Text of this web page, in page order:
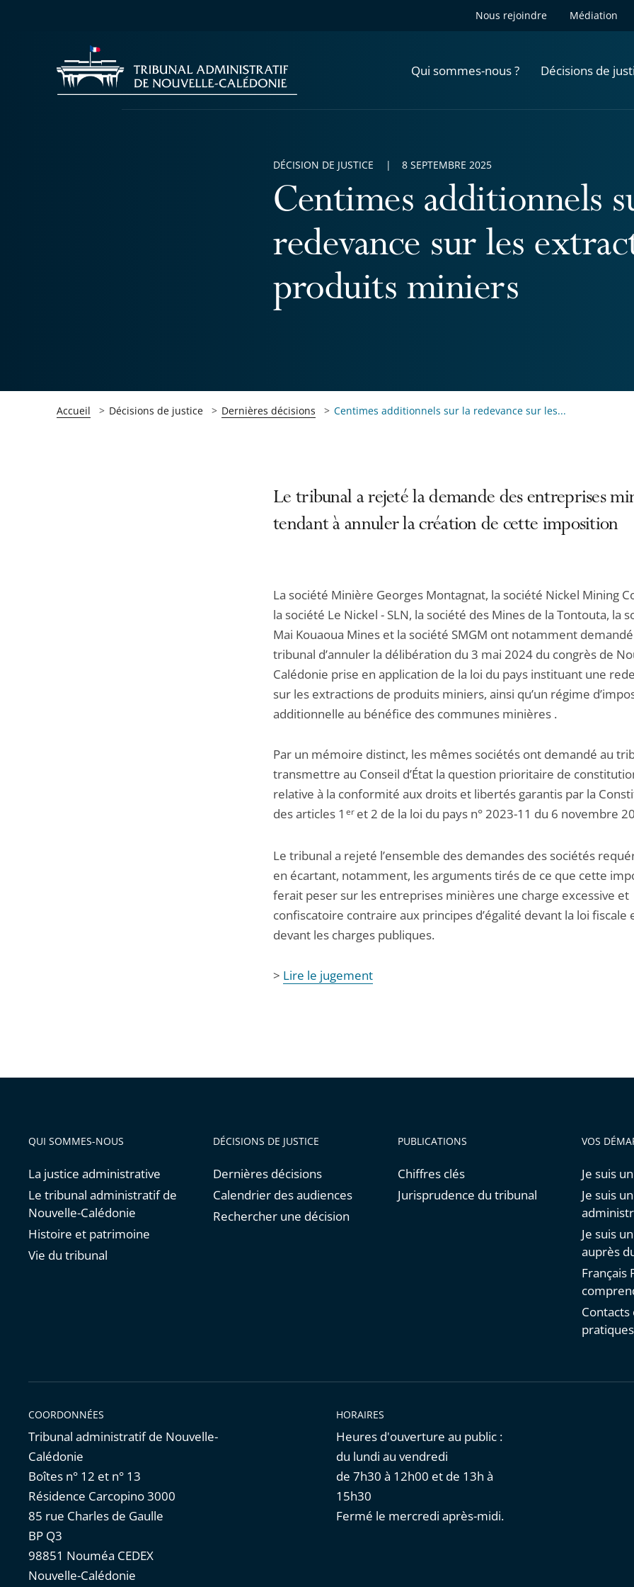
Nous rejoindre Médiation
Qui sommes-nous ? Décisions de
Centimes additionnels
redevance sur les
produits miniers
DÉCISION DE JUSTICE 8 SEPTEMBRE 2025
Accueil Décisions de justice Dernières décisions Centimes additionnels sur la redevance sur les...
Le tribunal a rejeté la demande des entreprises
tendant à annuler la création de cette imposition
La société Minière Georges Montagnat, la société Nickel Mining
la société Le Nickel - SLN, la société des Mines de la Tontouta, la
Mai Kouaoua Mines et la société SMGM ont notamment
tribunal d’annuler la délibération du 3 mai 2024 du congrès de
Calédonie prise en application de la loi du pays instituant une
sur les extractions de produits miniers, ainsi qu’un régime
additionnelle au bénéfice des communes minières .
Par un mémoire distinct, les mêmes sociétés ont demandé au
transmettre au Conseil d’État la question prioritaire de
relative à la conformité aux droits et libertés garantis par la
des articles 1 eret 2 de la loi du pays n° 2023-11 du 6 novembre
Le tribunal a rejeté l’ensemble des demandes des sociétés
en écartant, notamment, les arguments tirés de ce que cette
ferait peser sur les entreprises minières une charge excessive et
confiscatoire contraire aux principes d’égalité devant la loi fiscale
devant les charges publiques.
> Lire le jugement
QUI SOMMES-NOUS
La justice administrative
Le tribunal administratif de
Nouvelle-Calédonie
Histoire et patrimoine
Vie du tribunal
DÉCISIONS DE JUSTICE
Dernières décisions
Calendrier des audiences
Rechercher une décision
PUBLICATIONS
Chiffres clés
Jurisprudence du tribunal
VOS
Je suis
Je suis
Je suis
auprès
Français
pratiques
COORDONNÉES
Tribunal administratif de Nouvelle-
Calédonie
Boîtes n° 12 et n° 13
Résidence Carcopino 3000
85 rue Charles de Gaulle
BP Q3
98851 Nouméa CEDEX
Nouvelle-Calédonie
HORAIRES
Heures d'ouverture au public :
du lundi au vendredi
de 7h30 à 12h00 et de 13h à
15h30
Fermé le mercredi après-midi.